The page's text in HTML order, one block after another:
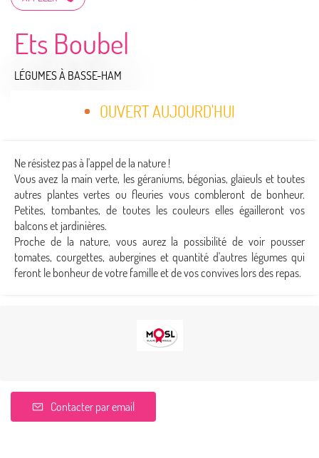
Ets Boubel
LÉGUMESÀ BASSE-HAM
OUVERT AUJOURD'HUI
Ne résistez pas à l'appel de la nature !
Vous avez la main verte, les géraniums, bégonias, glaïeuls et toutes
autres plantes vertes ou fleuries vous combleront de bonheur.
Petites, tombantes, de toutes les couleurs elles égailleront vos
balcons et jardinières.
Proche de la nature, vous aurez la possibilité de voir pousser
tomates, courgettes, aubergines et quantité d'autres légumes qui
feront le bonheur de votre famille et de vos convives lors des repas.
Contacter par email